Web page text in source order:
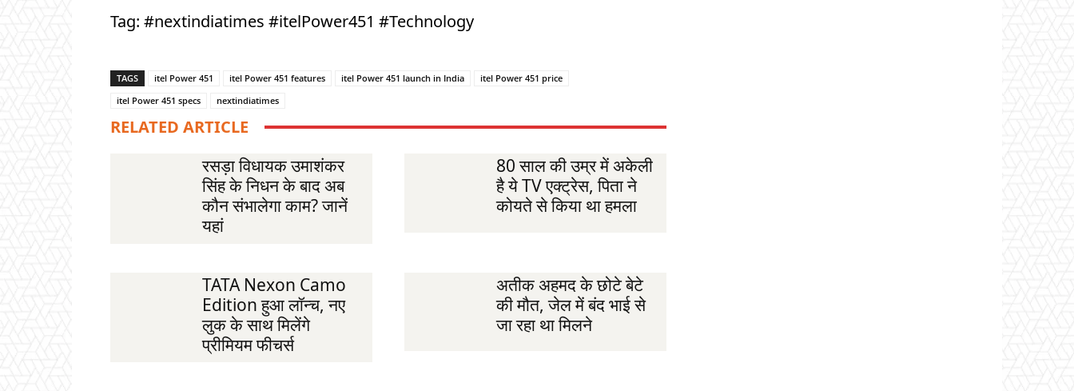
Tag: #nextindiatimes #itelPower451 #Technology
TAGS itel Power 451 itel Power 451 features itel Power 451 launch in India
itel Power 451 price
itel Power 451 specs
nextindiatimes
RELATED ARTICLE
रसड़ा विधायक उमाशंकर
सिंह के निधन के बाद अब
कौन संभालेगा काम? जानें
यहां
80 साल की उम्र में अकेली
है ये TV एक्ट्रेस, पिता ने
कोयते से किया था हमला
TATA Nexon Camo
Edition हुआ लॉन्च, नए
लुक के साथ मिलेंगे
प्रीमियम फीचर्स
अतीक अहमद के छोटे बेटे
की मौत, जेल में बंद भाई से
जा रहा था मिलने